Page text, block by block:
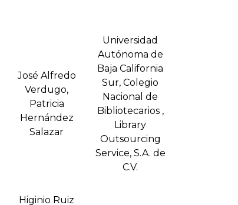
José Alfredo
Verdugo,
Patricia
Hernández
Salazar
Universidad
Autónoma de
Baja California
Sur, Colegio
Nacional de
Bibliotecarios ,
Library
Outsourcing
Service, S.A. de
C.V.
Higinio Ruiz